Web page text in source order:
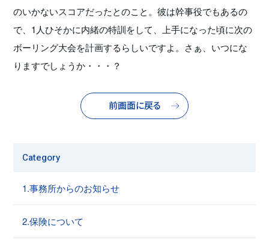
のいかないスコアだったとのこと。彼は幹事役でもあるの
で、1人ひそかに内緒の特訓をして、上手になった頃に次の
ボーリング大会を計画するらしいですよ。さぁ、いつにな
りますでしょうか・・・？
前画面に戻る
Category
1.事務所からのお知らせ
2.保険について